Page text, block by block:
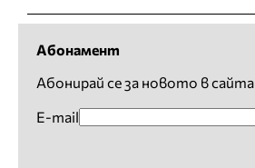
Абонамент
Абонирай се за новото в сайта
E-mail